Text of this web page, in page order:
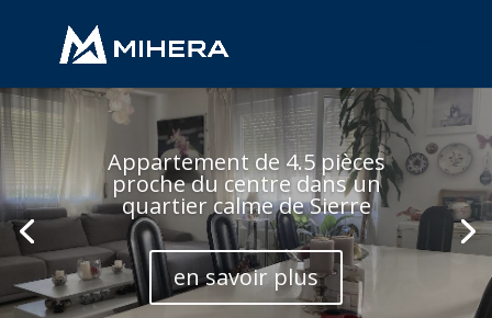
Appartement de 4.5 pièces
proche du centre dans un
quartier calme de Sierre
en savoir plus